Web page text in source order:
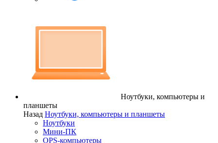
Ноутбуки, компьютеры и
планшеты
Назад Ноутбуки, компьютеры и планшеты
Ноутбуки
Мини-ПК
OPS-компьютеры